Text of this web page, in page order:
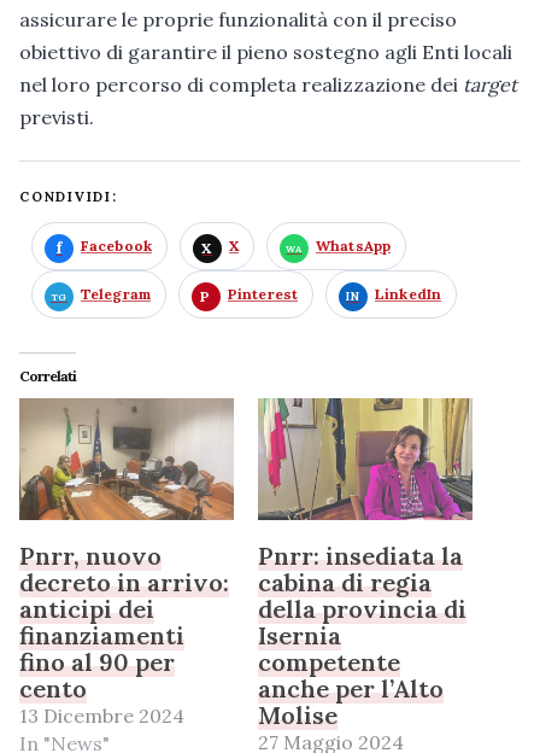
assicurare le proprie funzionalità con il preciso
obiettivo di garantire il pieno sostegno agli Enti locali
nel loro percorso di completa realizzazione dei target
previsti.
CONDIVIDI:
Facebook X WhatsApp
Telegram Pinterest LinkedIn
Correlati
Pnrr, nuovo
decreto in arrivo:
anticipi dei
finanziamenti
fino al 90 per
cento
13 Dicembre 2024
In "News"
Pnrr: insediata la
cabina di regia
della provincia di
Isernia
competente
anche per l’Alto
Molise
27 Maggio 2024